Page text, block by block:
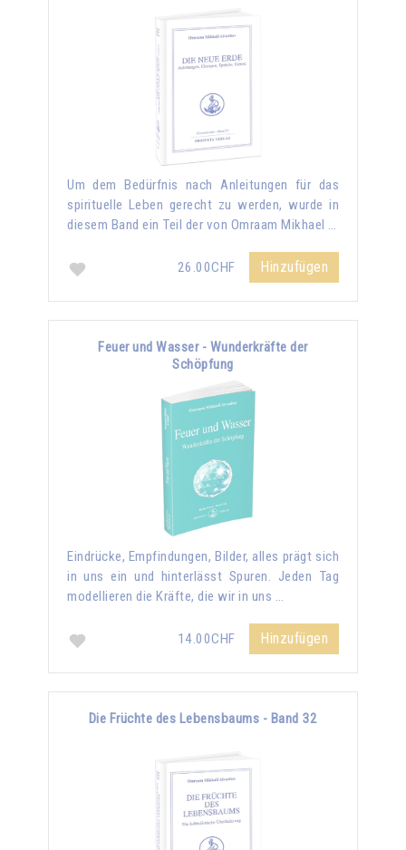
Um dem Bedürfnis nach Anleitungen für das
spirituelle Leben gerecht zu werden, wurde in
diesem Band ein Teil der von Omraam Mikhael …
26.00CHF Hinzufügen
Feuer und Wasser - Wunderkräfte der
Schöpfung
Eindrücke, Empfindungen, Bilder, alles prägt sich
in uns ein und hinterlässt Spuren. Jeden Tag
modellieren die Kräfte, die wir in uns …
14.00CHF Hinzufügen
Die Früchte des Lebensbaums - Band 32